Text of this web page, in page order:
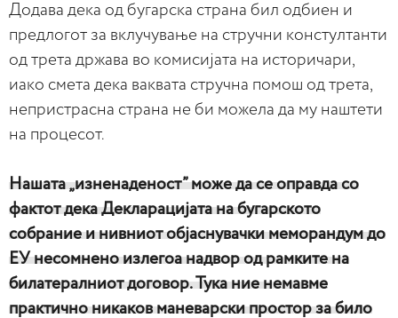
Додава дека од бугарска страна бил одбиен и
предлогот за вклучување на стручни констултанти
од трета држава во комисијата на историчари,
иако смета дека ваквата стручна помош од трета,
непристрасна страна не би можела да му наштети
на процесот.
Нашата „изненаденост” може да се оправда со
фактот дека Декларацијата на бугарското
собрание и нивниот објаснувачки меморандум до
ЕУ несомнено излегоа надвор од рамките на
билатералниот договор. Тука ние немавме
практично никаков маневарски простор за било